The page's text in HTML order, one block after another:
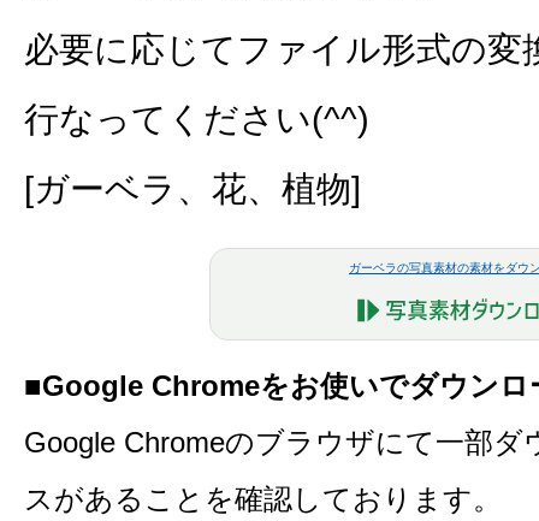
必要に応じてファイル形式の変
行なってください(^^)
[ガーベラ、花、植物]
ガーベラの写真素材の素材をダウ
■Google Chromeをお使いでダウンロ
Google Chromeのブラウザにて一部
スがあることを確認しております。